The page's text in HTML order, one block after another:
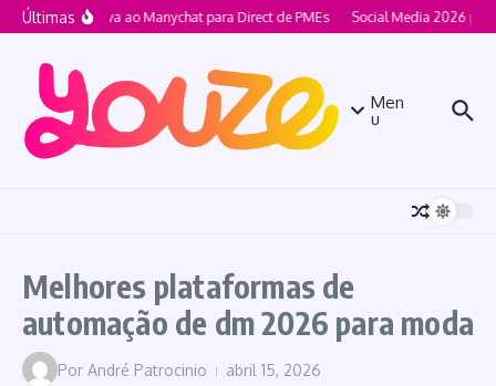
Ir para o conteúdo
ÚltimasAlternativa ao Manychat para Direct de PMEs Social Media 2026 para
Men
u
Melhores plataformas de
automação de dm 2026 para moda
Por André Patrocinio abril 15, 2026